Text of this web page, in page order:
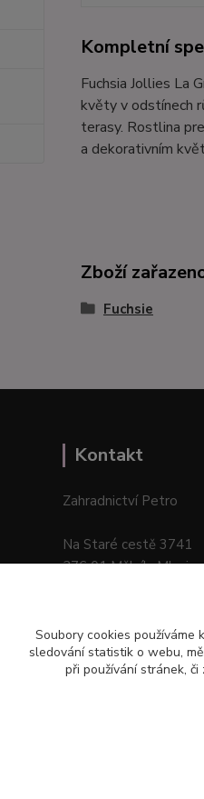
Kompletní
Fuchsia Jollies La
květy v odstínech
terasy. Rostlina
a dekorativním
Zboží
Fuchsie
Kontakt
Zahradnictví Petro
Na Staré cestě 3741
276 01 Mělník–Mlazice
Soubory cookies používáme
sledování statistik o webu,
při používání stránek,